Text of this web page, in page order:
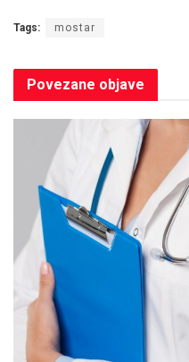
Tags: mostar
Povezane objave